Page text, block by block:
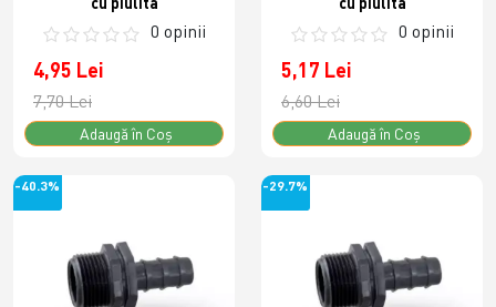
0 opinii
4,95 Lei
7,70 Lei
Adaugă în Coş
0 opinii
5,17 Lei
6,60 Lei
Adaugă în Coş
-40.3% -29.7%